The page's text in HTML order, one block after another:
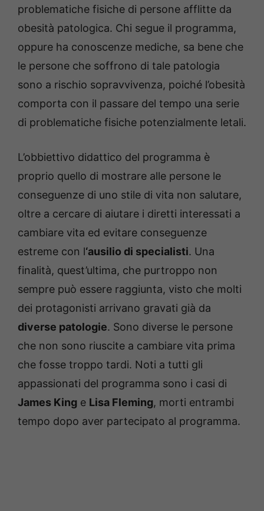
problematiche fisiche di persone afflitte da
obesità patologica. Chi segue il programma,
oppure ha conoscenze mediche, sa bene che
le persone che soffrono di tale patologia
sono a rischio sopravvivenza, poiché l’obesità
comporta con il passare del tempo una serie
di problematiche fisiche potenzialmente letali.
L’obbiettivo didattico del programma è
proprio quello di mostrare alle persone le
conseguenze di uno stile di vita non salutare,
oltre a cercare di aiutare i diretti interessati a
cambiare vita ed evitare conseguenze
estreme con l‘ausilio di specialisti. Una
finalità, quest’ultima, che purtroppo non
sempre può essere raggiunta, visto che molti
dei protagonisti arrivano gravati già da
diverse patologie. Sono diverse le persone
che non sono riuscite a cambiare vita prima
che fosse troppo tardi. Noti a tutti gli
appassionati del programma sono i casi di
James King e Lisa Fleming, morti entrambi
tempo dopo aver partecipato al programma.